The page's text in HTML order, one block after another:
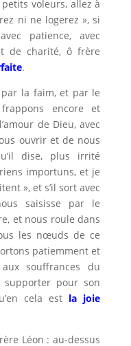
voleurs, allez à
ni ne logerez », si
patience, avec
de charité, ô frère
.
la faim, et par le
encore et
de Dieu, avec
ouvrir et de nous
dise, plus irrité
importuns, et je
», et s’il sort avec
saisisse par le
et nous roule dans
les nœuds de ce
patiemment et
souffrances du
supporter pour son
cela est la joie
Léon : au-dessus